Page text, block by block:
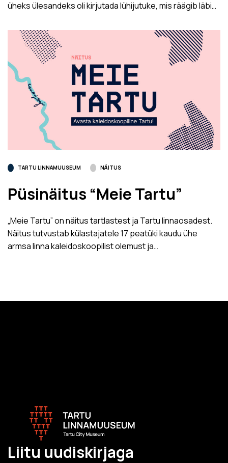
üheks ülesandeks oli kirjutada lühijutuke, mis räägib läbi…
TARTU LINNAMUUSEUM NÄITUS
Püsinäitus “Meie Tartu”
„Meie Tartu” on näitus tartlastest ja Tartu linnaosadest.
Näitus tutvustab külastajatele 17 peatüki kaudu ühe
armsa linna kaleidoskoopilist olemust ja…
Liitu uudiskirjaga